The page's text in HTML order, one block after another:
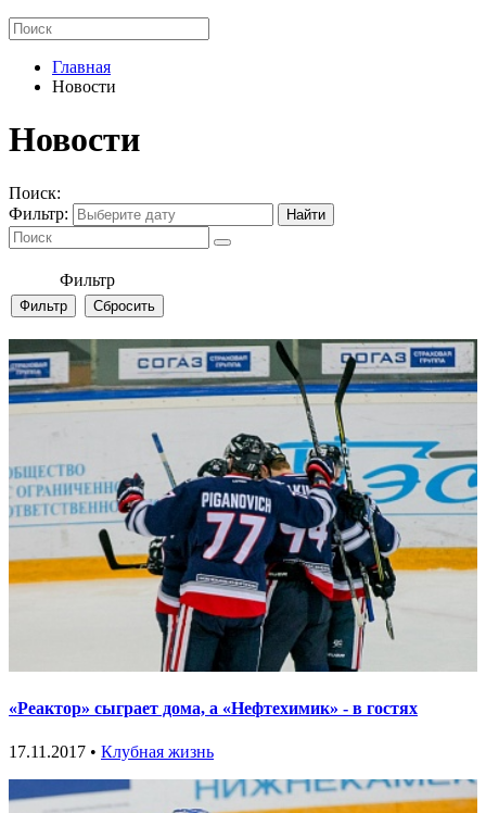
Главная
Новости
Новости
Поиск:
Фильтр:
Фильтр
«Реактор» сыграет дома, а «Нефтехимик» - в гостях
17.11.2017 • Клубная жизнь